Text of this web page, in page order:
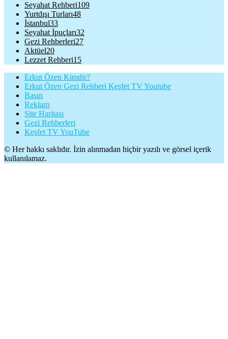
Seyahat Rehberi109
Yurtdışı Turları48
İstanbul33
Seyahat İpuçları32
Gezi Rehberleri27
Aktüel20
Lezzet Rehberi15
Erkut Özen Kimdir?
Erkut Özen Gezi Rehberi Keşfet TV Youtube
Basın
Reklam
Site Haritası
Gezi Rehberleri
Keşfet TV YouTube
© Her hakkı saklıdır. İzin alınmadan hiçbir yazılı ve görsel içerik
kullanılamaz.